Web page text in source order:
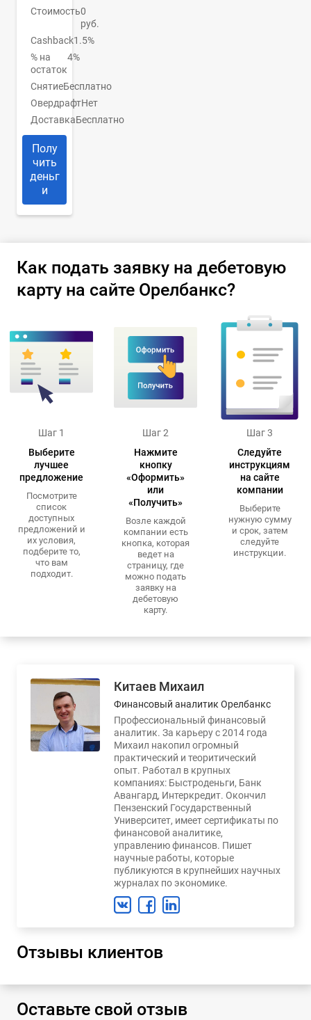
Стоимость0
руб.
Cashback1.5%
% на
остаток
4%
СнятиеБесплатно
ОвердрафтНет
ДоставкаБесплатно
Полу
чить
деньг
и
Как подать заявку на дебетовую
карту на сайте Орелбанкс?
Шаг 1
Выберите
лучшее
предложение
Посмотрите
список
доступных
предложений и
их условия,
подберите то,
что вам
подходит.
Шаг 2
Нажмите
кнопку
«Оформить»
или
«Получить»
Возле каждой
компании есть
кнопка, которая
ведет на
страницу, где
можно подать
заявку на
дебетовую
карту.
Шаг 3
Следуйте
инструкциям
на сайте
компании
Выберите
нужную сумму
и срок, затем
следуйте
инструкции.
Китаев Михаил
Финансовый аналитик Орелбанкс
Профессиональный финансовый
аналитик. За карьеру с 2014 года
Михаил накопил огромный
практический и теоритический
опыт. Работал в крупных
компаниях: Быстроденьги, Банк
Авангард, Интеркредит. Окончил
Пензенский Государственный
Университет, имеет сертификаты по
финансовой аналитике,
управлению финансов. Пишет
научные работы, которые
публикуются в крупнейших научных
журналах по экономике.
Отзывы клиентов
Оставьте свой отзыв